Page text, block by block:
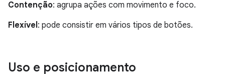
Contenção: agrupa ações com movimento e foco.
Flexível : pode consistir em vários tipos de botões.
Uso e posicionamento